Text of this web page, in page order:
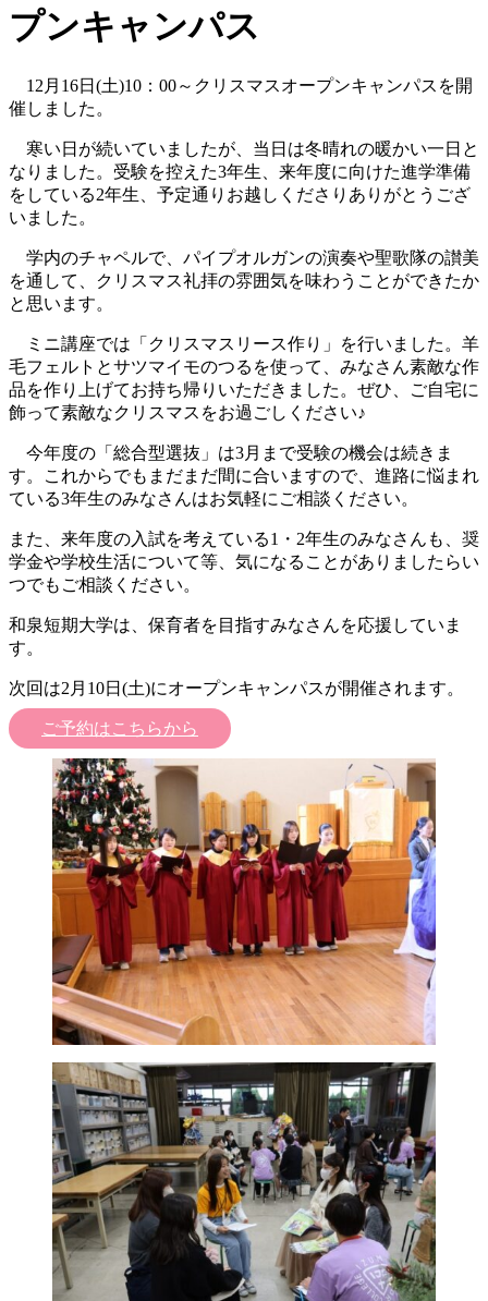
プンキャンパス
12月16日(土)10：00～クリスマスオープンキャンパスを開
催しました。
寒い日が続いていましたが、当日は冬晴れの暖かい一日と
なりました。受験を控えた3年生、来年度に向けた進学準備
をしている2年生、予定通りお越しくださりありがとうござ
いました。
学内のチャペルで、パイプオルガンの演奏や聖歌隊の讃美
を通して、クリスマス礼拝の雰囲気を味わうことができたか
と思います。
ミニ講座では「クリスマスリース作り」を行いました。羊
毛フェルトとサツマイモのつるを使って、みなさん素敵な作
品を作り上げてお持ち帰りいただきました。ぜひ、ご自宅に
飾って素敵なクリスマスをお過ごしください♪
今年度の「総合型選抜」は3月まで受験の機会は続きま
す。これからでもまだまだ間に合いますので、進路に悩まれ
ている3年生のみなさんはお気軽にご相談ください。
また、来年度の入試を考えている1・2年生のみなさんも、奨
学金や学校生活について等、気になることがありましたらい
つでもご相談ください。
和泉短期大学は、保育者を目指すみなさんを応援していま
す。
次回は2月10日(土)にオープンキャンパスが開催されます。
ご予約はこちらから